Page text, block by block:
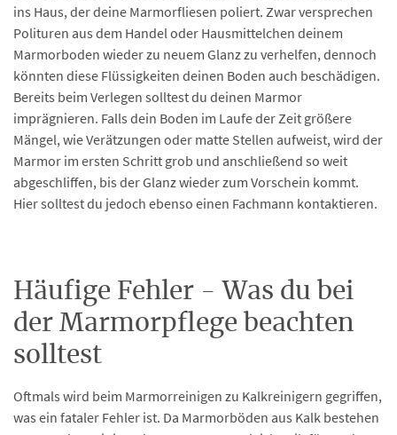
ins Haus, der deine Marmorfliesen poliert. Zwar versprechen
Polituren aus dem Handel oder Hausmittelchen deinem
Marmorboden wieder zu neuem Glanz zu verhelfen, dennoch
könnten diese Flüssigkeiten deinen Boden auch beschädigen.
Bereits beim Verlegen solltest du deinen Marmor
imprägnieren. Falls dein Boden im Laufe der Zeit größere
Mängel, wie Verätzungen oder matte Stellen aufweist, wird der
Marmor im ersten Schritt grob und anschließend so weit
abgeschliffen, bis der Glanz wieder zum Vorschein kommt.
Hier solltest du jedoch ebenso einen Fachmann kontaktieren.
Häufige Fehler - Was du bei
der Marmorpflege beachten
solltest
Oftmals wird beim Marmorreinigen zu Kalkreinigern gegriffen,
was ein fataler Fehler ist. Da Marmorböden aus Kalk bestehen